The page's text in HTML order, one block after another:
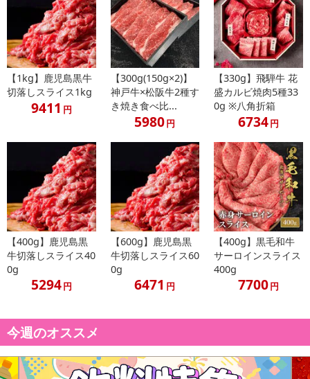
【1kg】鹿児島黒牛
切落しスライス1kg
9411 円
【300g(150g×2)】
神戸牛×松阪牛2種す
き焼き食べ比...
5980円
【330g】飛騨牛 花
盛カルビ焼肉5種33
0g ※八角折箱
6734円
【400g】鹿児島黒
牛切落しスライス40
0g
5294円
【600g】鹿児島黒
牛切落しスライス60
0g
6471 円
【400g】黒毛和牛
サーロインスライス
400g
7700円
今週のオススメ